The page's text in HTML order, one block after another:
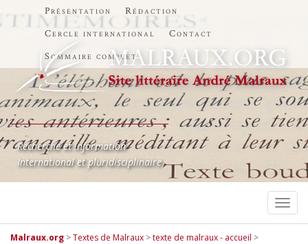
Présentation
Rédaction
Cercle international
Contact
Sommaire complet
Recherche et information
International et pluridisciplinaire
Malraux.org >Textes de Malraux >texte de malraux - accueil >